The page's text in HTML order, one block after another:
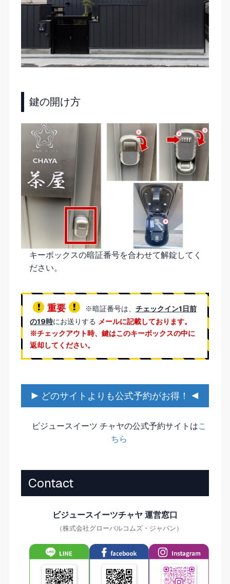
鍵の開け方
キーボックスの暗証番号を合わせて解錠してく
ださい。
重要 ※暗証番号は、 チェックイン1日前
の19時にお送りする メールに記載しております。
※チェックアウト時、鍵はこのキーボックスの中に
返却してください。
▶ どのサイトよりも公式予約がお得！ ◀
ビジュースイーツ チャヤの公式予約サイトはこ
ちら
Contact
ビジュースイーツチャヤ 運営窓口
（株式会社グローバルコムズ・ジャパン）